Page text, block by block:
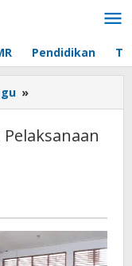
Pendidikan
»
Koerniawan
Hadiri
Pelaksanaan